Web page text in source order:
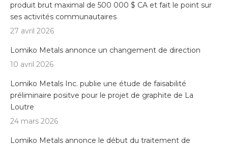
produit brut maximal de 500 000 $ CA et fait le point sur
ses activités communautaires
27 avril 2026
Lomiko Metals annonce un changement de direction
10 avril 2026
Lomiko Metals Inc. publie une étude de faisabilité
préliminaire positve pour le projet de graphite de La
Loutre
24 mars 2026
Lomiko Metals annonce le début du traitement de